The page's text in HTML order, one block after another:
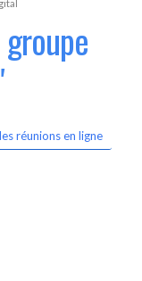
réunions en ligne